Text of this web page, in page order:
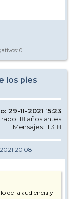
0
los pies
29-11-2021 15:23
18 años antes
Mensajes: 11.318
2021 20:08
de la audiencia y